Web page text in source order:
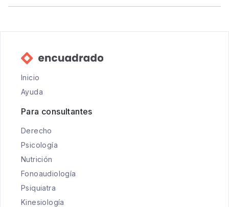
Inicio
Ayuda
Para consultantes
Derecho
Psicología
Nutrición
Fonoaudiología
Psiquiatra
Kinesiología